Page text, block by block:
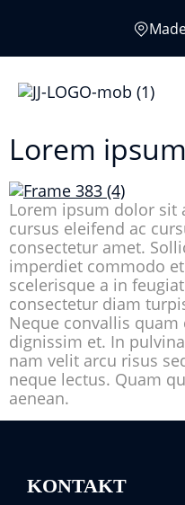
Lorem
Lorem ipsum dolor sit
cursus eleifend ac
consectetur amet.
imperdiet commodo
scelerisque a in
consectetur diam
Neque convallis
dignissim et. In
nam velit arcu risus
neque lectus. Quam
aenean.
KONTAKT